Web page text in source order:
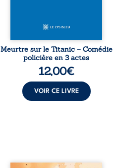
Meurtre sur le Titanic – Comédie
policière en 3 actes
12,00€
VOIR CE LIVRE